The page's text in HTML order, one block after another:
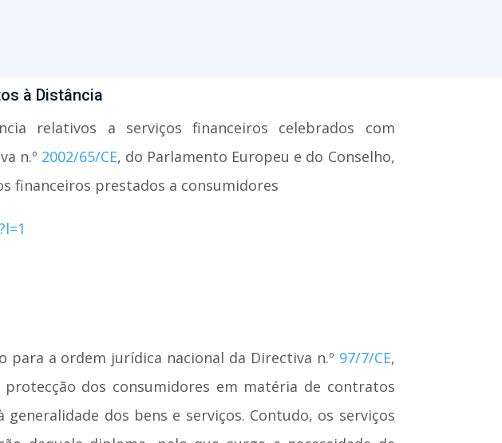
à Distância
relativos a serviços financeiros celebrados com
n.º 2002/65/CE, do Parlamento Europeu e do Conselho,
financeiros prestados a consumidores
para a ordem jurídica nacional da Directiva n.º 97/7/CE,
dos consumidores em matéria de contratos
dos bens e serviços. Contudo, os serviços